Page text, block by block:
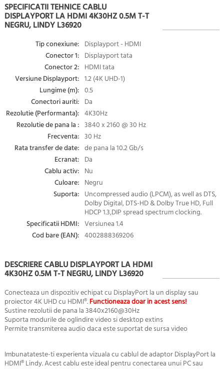
SPECIFICATII TEHNICE CABLU
DISPLAYPORT LA HDMI 4K30HZ 0.5M T-T
NEGRU, LINDY L36920
Tip conexiune: Displayport - HDMI
Conector 1: Displayport tata
Conector 2: HDMI tata
Versiune Displayport: 1.2 (4K UHD-1)
Lungime (m): 0.5
Conectori auriti: Da
Rezolutie (Performanta): 4K30Hz
Rezolutie de pana la : 3840 x 2160 @ 30 Hz
Frecventa: 30 Hz
Rata transfer de date: de pana la 10.2 Gb/s
Ecranat: Da
Cablu activ: Nu
Culoare: Negru
Suporta: Uncompressed audio (LPCM), as well as DTS,
Dolby Digital, DTS-HD & Dolby True HD, Full
HDCP 1.3,DIP spread spectrum clocking.
Specificatii HDMI: Versiunea 1.4
Cod bare (EAN): 4002888369206
DESCRIERE CABLU DISPLAYPORT LA HDMI
4K30HZ 0.5M T-T NEGRU, LINDY L36920
Conecteaza un dispozitiv echipat cu DisplayPort la un display sau
proiector 4K UHD cu HDMI®.Functioneaza doar in acest sens!
Sustine rezolutii de pana la 3840x2160@30Hz
Suporta modurile de oglindire video si desktop extins
Permite transmiterea audio daca este suportat de sursa video
Imbunatateste-ti experienta vizuala cu cablul de adaptor DisplayPort la
HDMI® Lindy. Acest cablu este ideal pentru conectarea unui PC sau